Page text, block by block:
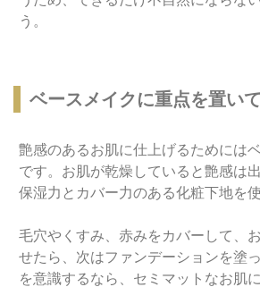
う。
ベースメイクに重点を置いて
艶感のあるお肌に仕上げるためには
です。お肌が乾燥していると艶感は
保湿力とカバー力のある化粧下地を
毛穴やくすみ、赤みをカバーして、
せたら、次はファンデーションを塗
を意識するなら、セミマットなお肌